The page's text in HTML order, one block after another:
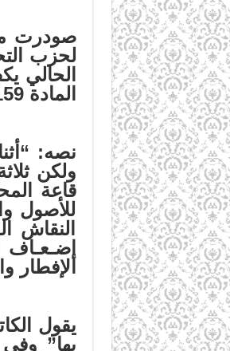
صودرت
لحزب
الحالي
المادة 159 والقاضية بالسجن لمدة تصل إلى 19 سنة”.
نصه:
قاعة
للأصول
النقاش
إضـعـاف
الإفطار